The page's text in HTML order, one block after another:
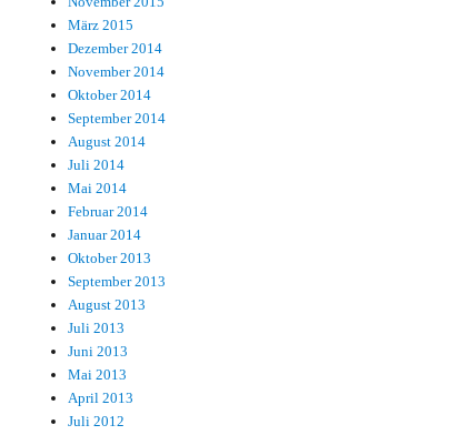
März 2015
Dezember 2014
November 2014
Oktober 2014
September 2014
August 2014
Juli 2014
Mai 2014
Februar 2014
Januar 2014
Oktober 2013
September 2013
August 2013
Juli 2013
Juni 2013
Mai 2013
April 2013
Juli 2012